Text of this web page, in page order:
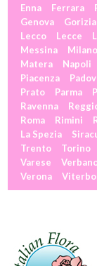
Enna
Ferrara
Genova
Gorizia
Lecco
Lecce
Messina
Milano
Matera
Napoli
Piacenza
Prato
Parma
Ravenna
Roma
Rimini
La Spezia
Trento
Torino
Varese
Verona
Viterbo